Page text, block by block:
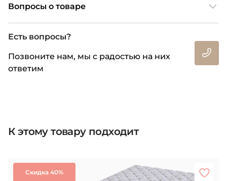
Вопросы о товаре
Есть вопросы?
Позвоните нам, мы с радостью на них
ответим
К этому товару подходит
Скидка 40%